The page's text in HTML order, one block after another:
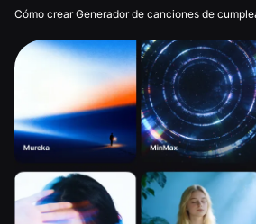
Cómo crear Generador de canciones de